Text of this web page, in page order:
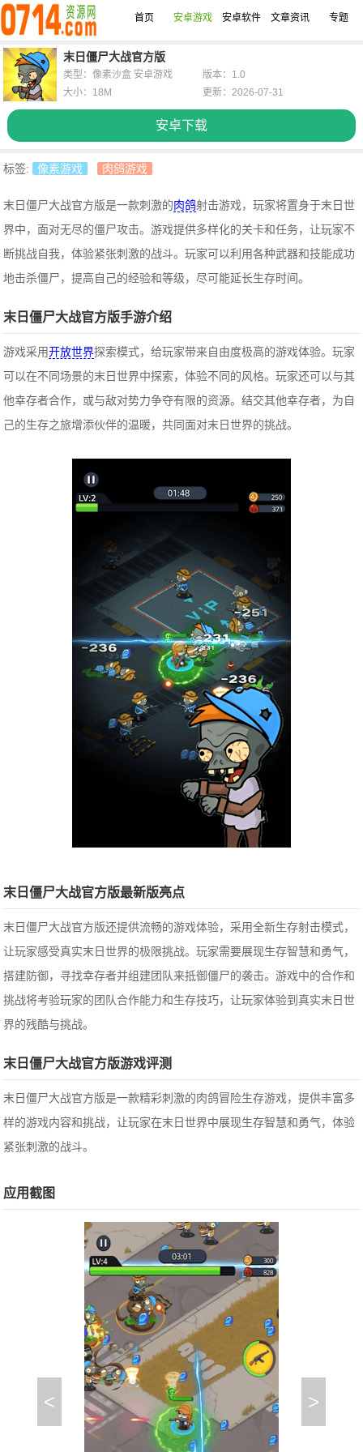
首页 安卓游戏 安卓软件 文章资讯 专题
末日僵尸大战官方版
安卓下载
类型：像素沙盒 安卓游戏
版本：1.0
大小：18M
更新：2026-07-31
标签: 像素游戏 肉鸽游戏
末日僵尸大战官方版是一款刺激的肉鸽射击游戏，玩家将置身于末日世
界中，面对无尽的僵尸攻击。游戏提供多样化的关卡和任务，让玩家不
断挑战自我，体验紧张刺激的战斗。玩家可以利用各种武器和技能成功
地击杀僵尸，提高自己的经验和等级，尽可能延长生存时间。
末日僵尸大战官方版手游介绍
游戏采用开放世界探索模式，给玩家带来自由度极高的游戏体验。玩家
可以在不同场景的末日世界中探索，体验不同的风格。玩家还可以与其
他幸存者合作，或与敌对势力争夺有限的资源。结交其他幸存者，为自
己的生存之旅增添伙伴的温暖，共同面对末日世界的挑战。
末日僵尸大战官方版最新版亮点
末日僵尸大战官方版还提供流畅的游戏体验，采用全新生存射击模式，
让玩家感受真实末日世界的极限挑战。玩家需要展现生存智慧和勇气，
搭建防御，寻找幸存者并组建团队来抵御僵尸的袭击。游戏中的合作和
挑战将考验玩家的团队合作能力和生存技巧，让玩家体验到真实末日世
界的残酷与挑战。
末日僵尸大战官方版游戏评测
末日僵尸大战官方版是一款精彩刺激的肉鸽冒险生存游戏，提供丰富多
样的游戏内容和挑战，让玩家在末日世界中展现生存智慧和勇气，体验
紧张刺激的战斗。
应用截图
< >